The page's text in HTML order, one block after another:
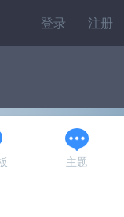
登录 注册
主题